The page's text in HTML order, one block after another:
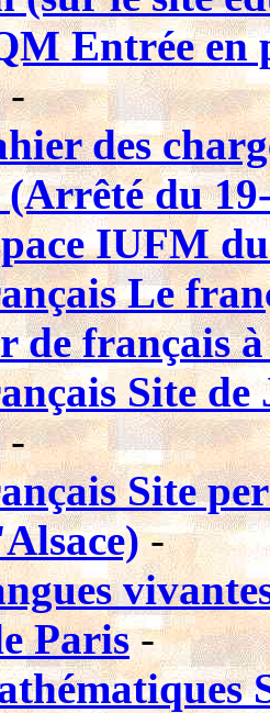
Entrée en
-
des
du
IUFM
Le
de français
Site
-
Site
-
Paris-